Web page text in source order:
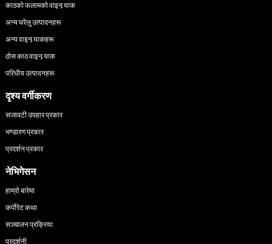
काठको फलामको वाइन र्‍याक
अन्य घरेलु उत्पादनहरू
अन्य वाइन र्‍याकहरू
ठोस काठ वाइन र्‍याक
परिधीय उत्पादनहरू
दृश्य वर्गीकरण
सजावटी उपहार प्रकार
भण्डारण प्रकार
प्रदर्शन प्रकार
नेभिगेसन
हाम्रो बारेमा
कर्पोरेट कथा
सञ्चालन प्रक्रिया
प्रदर्शनी